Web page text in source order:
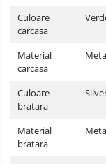
Culoare
carcasa
Material
carcasa
Culoare
bratara
Material
bratara